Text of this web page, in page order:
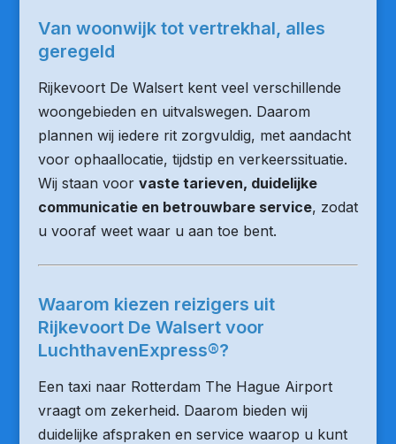
Van woonwijk tot vertrekhal, alles
geregeld
Rijkevoort De Walsert kent veel verschillende
woongebieden en uitvalswegen. Daarom
plannen wij iedere rit zorgvuldig, met aandacht
voor ophaallocatie, tijdstip en verkeerssituatie.
Wij staan voor vaste tarieven, duidelijke
communicatie en betrouwbare service, zodat
u vooraf weet waar u aan toe bent.
Waarom kiezen reizigers uit
Rijkevoort De Walsert voor
LuchthavenExpress®?
Een taxi naar Rotterdam The Hague Airport
vraagt om zekerheid. Daarom bieden wij
duidelijke afspraken en service waarop u kunt